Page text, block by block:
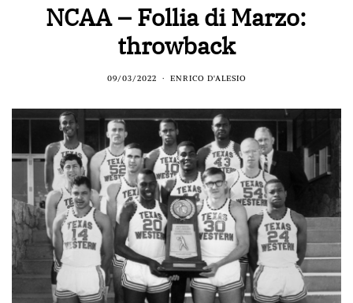
NCAA – Follia di Marzo:
throwback
09/03/2022 ENRICO D'ALESIO